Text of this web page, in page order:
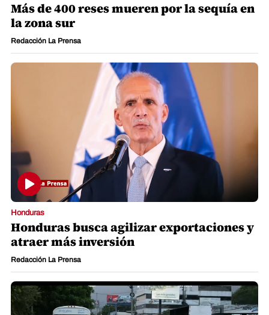
Más de 400 reses mueren por la sequía en
la zona sur
Redacción La Prensa
Honduras
Honduras busca agilizar exportaciones y
atraer más inversión
Redacción La Prensa